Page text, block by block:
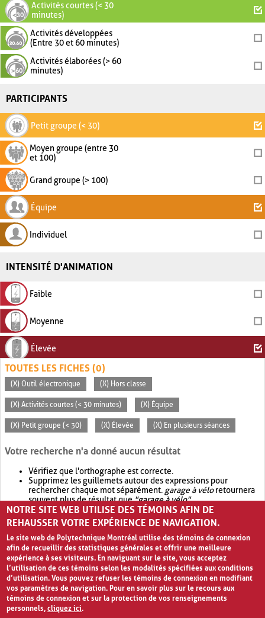
Activités courtes (< 30
minutes)
Activités développées
(Entre 30 et 60 minutes)
Activités élaborées (> 60
minutes)
PARTICIPANTS
Petit groupe (< 30)
Moyen groupe (entre 30
et 100)
Grand groupe (> 100)
Équipe
Individuel
INTENSITÉ D'ANIMATION
Faible
Moyenne
Élevée
TOUTES LES FICHES (0)
(X) Outil électronique (X) Hors classe
(X) Activités courtes (< 30 minutes) (X) Équipe
(X) Petit groupe (< 30) (X) Élevée (X) En plusieurs séances
Votre recherche n'a donné aucun résultat
Vérifiez que l'orthographe est correcte.
Supprimez les guillemets autour des expressions pour
rechercher chaque mot séparément. garage à véloretournera
souvent plus de résultat que"garage à vélo".
Envisagez d'élargir votre recherche avec OR.garage OR vélo
retournera souvent plus de résultat quegarage à vélo
NOTRE SITE WEB UTILISE DES TÉMOINS AFIN DE
REHAUSSER VOTRE EXPÉRIENCE DE NAVIGATION.
Le site web de Polytechnique Montréal utilise des témoins de connexion
afin de recueillir des statistiques générales et offrir une meilleure
expérience à ses visiteurs. En naviguant sur le site, vous acceptez
l’utilisation de ces témoins selon les modalités spécifiées aux conditions
d’utilisation. Vous pouvez refuser les témoins de connexion en modifiant
vos paramètres de navigation. Pour en savoir plus sur le recours aux
témoins de connexion et sur la protection de vos renseignements
personnels,cliquez ici.